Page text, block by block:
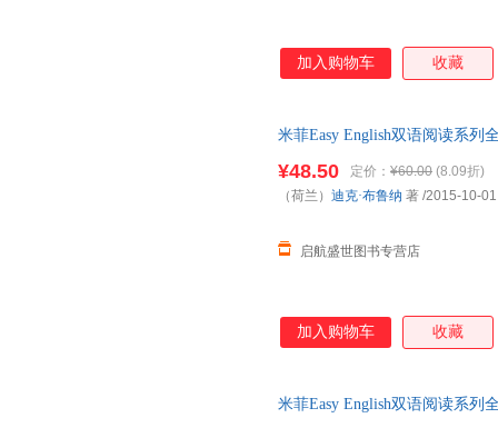
加入购物车 收藏
米菲Easy English双语阅读系列
¥48.50 定价： ¥60.00 (8.09折)
启航盛世图书专营店
（荷兰） 迪克·布鲁纳 著 /2015-10-01
加入购物车 收藏
米菲Easy English双语阅读系列